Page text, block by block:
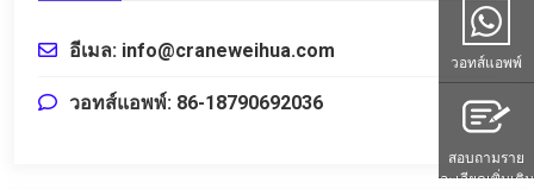
อีเมล: info@craneweihua.com
วอทส์แอพพ์: 86-18790692036
วอทส์แอพพ์
สอบถามราย
ละเอียดเพิ่มเติม